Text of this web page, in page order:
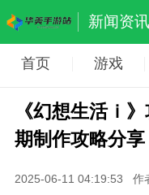
新闻资讯
首页 游戏
《幻想生活ｉ
期制作攻略分享
2025-06-11 04:19:53 作